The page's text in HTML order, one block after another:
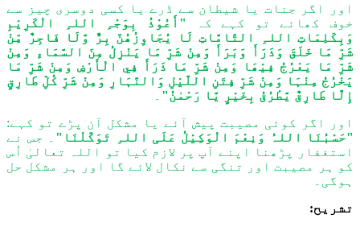
اور اگر جنات یا شیطان سے ڈرے یا کسی دوسری چیز سے
خوف کھائے تو کہے کہ
"أَعُوْذُ بِوَجْہِ اللہِ الْکَرِیْمِ
وَبِکَلِمَاتِ اللہِ التَّامَّاتِ لَا یُجَاوِزُھُنَّ بِرٌّ وَّلَا فَاجِرٌ مِّنْ
شَرِّ مَا خَلَقَ وَذَرَأَ وَبَرَأَ وَمِنْ شَرِّ مَا یَنْزِلُ مِنَ السَّمَاءِ وَمِنْ
شَرِّ مَا یَعْرُجُ فِیْھَا وَمِنْ شَرِّ مَا ذَرَأَ فِي الْأَرْضِ وَمِنْ شَرِّ مَا
یَخْرُجُ مِنْہَا وَمِنْ شَرِّ فِتَنِ اللَّیْلِ وَالنَّہَارِ وَمِنْ شَرِّ کُلِّ طَارِقٍ
إِلَّا طَارِقٌ یَّطْرُقُ بِخَیْرٍ یَّا رَحْمٰنُ"
اور اگر کوئی مصیبت پیش آئے یا مشکل آن پڑے تو کہے:
"حَسْبُنَا اللہُ وَنِعْمَ الْوَکِیْلُ عَلَی اللہِ تَوَکَّلْنَا" ۔ جس نے
استغفار پڑھنا اپنے آپ پر لازم کیا تو اللہ تعالیٰ اُس
کو ہر مصیبت اور تنگی سے نکال لائے گا اور ہر مشکل حل
ہوگی۔
تشریح: